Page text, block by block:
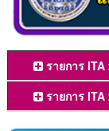
รายการ ITA
รายการ ITA